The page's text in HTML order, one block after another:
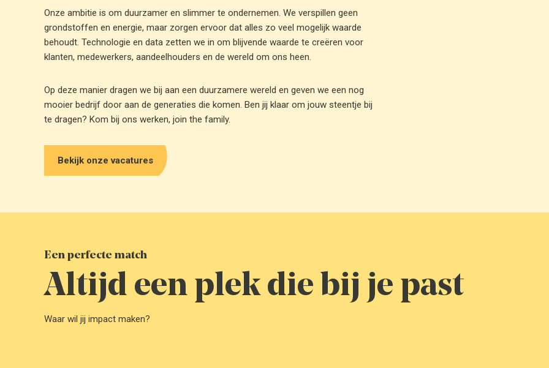
Onze ambitie is om duurzamer en slimmer te ondernemen. We verspillen geen
grondstoffen en energie, maar zorgen ervoor dat alles zo veel mogelijk waarde
behoudt. Technologie en data zetten we in om blijvende waarde te creëren voor
klanten, medewerkers, aandeelhouders en de wereld om ons heen.
Op deze manier dragen we bij aan een duurzamere wereld en geven we een nog
mooier bedrijf door aan de generaties die komen. Ben jij klaar om jouw steentje bij
te dragen? Kom bij ons werken, join the family.
Bekijk onze vacatures
Een perfecte match
Altijd een plek die bij je past
Waar wil jij impact maken?